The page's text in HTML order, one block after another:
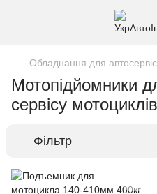
Обладнання для
Мотопідйомники
сервісу
Фільтр